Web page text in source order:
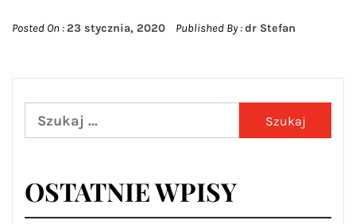
Posted On :23 stycznia, 2020 Published By :dr Stefan
Szukaj:
OSTATNIE WPISY